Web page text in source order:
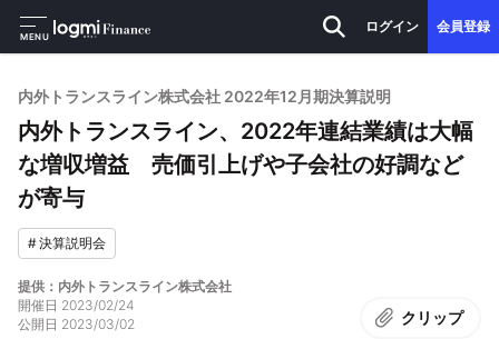
MENU
ログイン 会員登録
内外トランスライン株式会社 2022年12月期決算説明
内外トランスライン、2022年連結業績は大幅
な増収増益 売価引上げや子会社の好調など
が寄与
#決算説明会
提供：内外トランスライン株式会社
開催日 2023/02/24
公開日 2023/03/02 クリップ